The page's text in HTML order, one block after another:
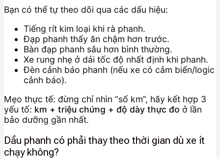
Bạn có thể tự theo dõi qua các dấu hiệu:
Tiếng rít kim loại khi rà phanh.
Đạp phanh thấy ăn chậm hơn trước.
Bàn đạp phanh sâu hơn bình thường.
Xe rung nhẹ ở dải tốc độ nhất định khi phanh.
Đèn cảnh báo phanh (nếu xe có cảm biến/logic
cảnh báo).
Mẹo thực tế: đừng chỉ nhìn “số km”, hãy kết hợp 3
yếu tố: km + triệu chứng + độ dày thực đo ở lần
bảo dưỡng gần nhất.
Dầu phanh có phải thay theo thời gian dù xe ít
chạy không?